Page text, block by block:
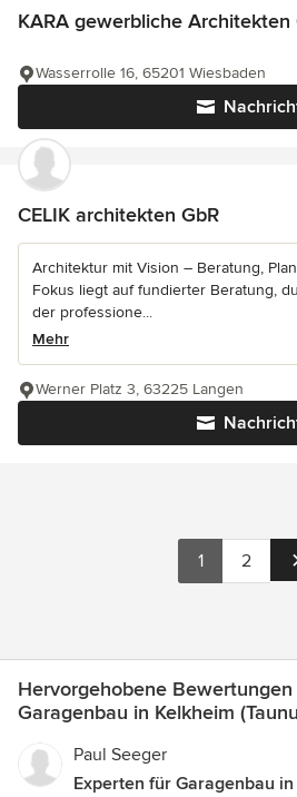
KARA gewerbliche Architekten
Wasserrolle 16, 65201 Wiesbaden
CELIK architekten GbR
Architektur mit Vision – Beratung,
Fokus liegt auf fundierter Beratung,
der professione...
Mehr
Werner Platz 3, 63225 Langen
1 2
Hervorgehobene
Garagenbau in Kelkheim
Paul Seeger
Experten für Garagenbau